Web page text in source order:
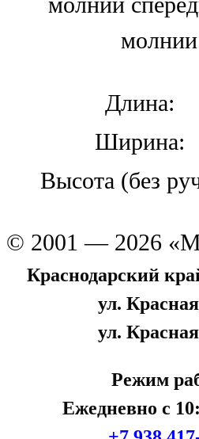
молнии
Длина:
Ширина:
Высота (без
© 2001 — 2026
Краснодарский
ул.
ул.
Режим
Ежедневно с